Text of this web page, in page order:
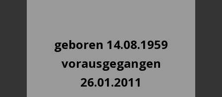
geboren 14.08.1959
vorausgegangen
26.01.2011